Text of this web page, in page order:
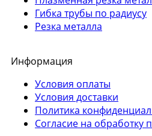
Гибка трубы по радиусу
Резка металла
Информация
Условия оплаты
Условия доставки
Политика
Согласие на обработку